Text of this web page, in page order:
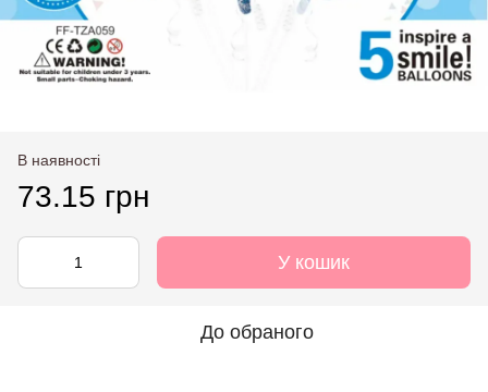
В наявності
73.15 грн
У кошик
До обраного